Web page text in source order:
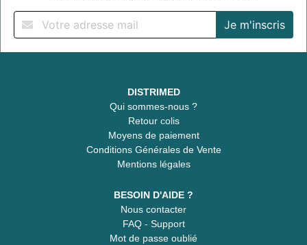
DISTRIMED
Qui sommes-nous ?
Retour colis
Moyens de paiement
Conditions Générales de Vente
Mentions légales
BESOIN D'AIDE ?
Nous contacter
FAQ - Support
Mot de passe oublié